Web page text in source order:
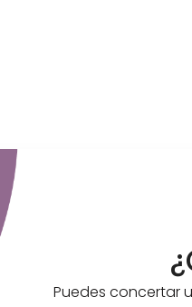
Puedes concertar